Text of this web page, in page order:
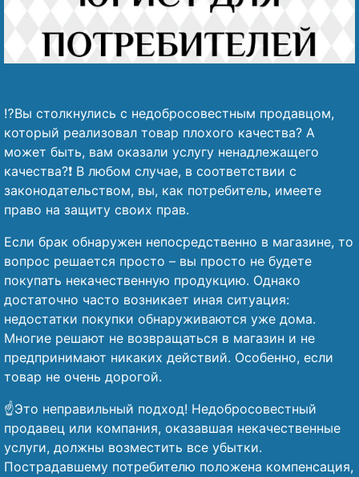
⁉️Вы столкнулись с недобросовестным продавцом,
который реализовал товар плохого качества? А
может быть, вам оказали услугу ненадлежащего
качества?❗ В любом случае, в соответствии с
законодательством, вы, как потребитель, имеете
право на защиту своих прав.
Если брак обнаружен непосредственно в магазине, то
вопрос решается просто – вы просто не будете
покупать некачественную продукцию. Однако
достаточно часто возникает иная ситуация:
недостатки покупки обнаруживаются уже дома.
Многие решают не возвращаться в магазин и не
предпринимают никаких действий. Особенно, если
товар не очень дорогой.
☝️Это неправильный подход! Недобросовестный
продавец или компания, оказавшая некачественные
услуги, должны возместить все убытки.
Пострадавшему потребителю положена компенсация,